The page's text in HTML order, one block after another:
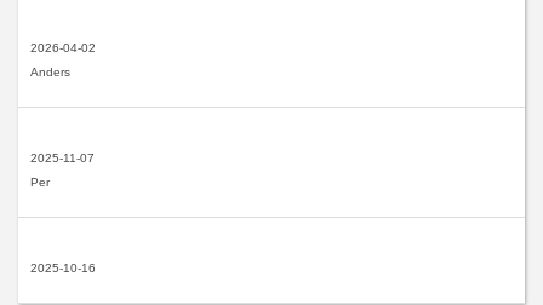
2026-04-02
Anders
2025-11-07
Per
2025-10-16